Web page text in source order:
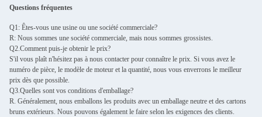
Questions fréquentes
Q1: Êtes-vous une usine ou une société commerciale?
R: Nous sommes une société commerciale, mais nous sommes grossistes.
Q2.Comment puis-je obtenir le prix?
S'il vous plaît n'hésitez pas à nous contacter pour connaître le prix. Si vous avez le
numéro de pièce, le modèle de moteur et la quantité, nous vous enverrons le meilleur
prix dès que possible.
Q3.Quelles sont vos conditions d'emballage?
R. Généralement, nous emballons les produits avec un emballage neutre et des cartons
bruns extérieurs. Nous pouvons également le faire selon les exigences des clients.